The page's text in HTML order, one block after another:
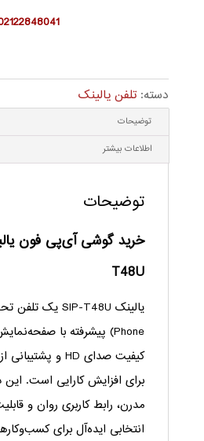
دسته: تلفن یالینک
توضیحات
اطلاعات بیشتر
توضیحات
T48U
برای افزایش کارایی است. این
مدرن، رابط کاربری روان و
انتخابی ایده‌آل برای